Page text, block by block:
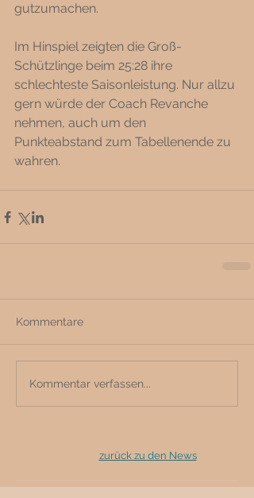
gutzumachen.
Im Hinspiel zeigten die Groß-
Schützlinge beim 25:28 ihre
schlechteste Saisonleistung. Nur allzu
gern würde der Coach Revanche
nehmen, auch um den
Punkteabstand zum Tabellenende zu
wahren.
Kommentare
Kommentar verfassen...
zurück zu den News